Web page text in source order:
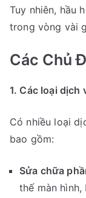
Tuy nhiên, hầu
trong vòng vài
Các Chủ
1. Các loại dịch
Có nhiều loại
bao gồm:
Sửa chữa
thế màn hình,